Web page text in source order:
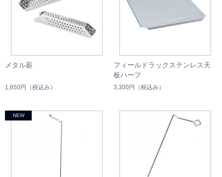
メタル薪
1,650円 （税込み）
フィールドラックステンレス天
板ハーフ
3,300円 （税込み）